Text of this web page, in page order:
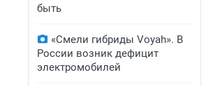
быть
«Смели гибриды Voyah». В
России возник дефицит
электромобилей